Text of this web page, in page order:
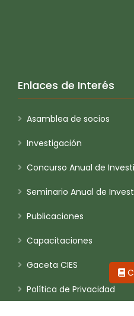
Enlaces de Interés
Asamblea de socios
Investigación
Concurso Anual de
Seminario Anual de
Publicaciones
Capacitaciones
Gaceta CIES
Política de Privacidad